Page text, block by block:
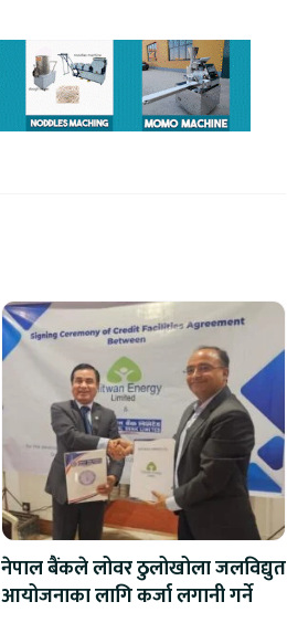
नेपाल बैंकले लोवर ठुलोखोला जलविद्युत
आयोजनाका लागि कर्जा लगानी गर्ने